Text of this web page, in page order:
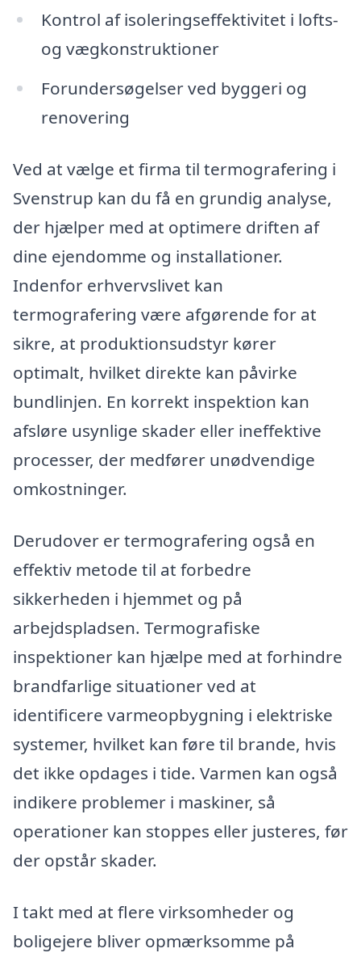
Kontrol af isoleringseffektivitet i lofts-
og vægkonstruktioner
Forundersøgelser ved byggeri og
renovering
Ved at vælge et firma til termografering i
Svenstrup kan du få en grundig analyse,
der hjælper med at optimere driften af
dine ejendomme og installationer.
Indenfor erhvervslivet kan
termografering være afgørende for at
sikre, at produktionsudstyr kører
optimalt, hvilket direkte kan påvirke
bundlinjen. En korrekt inspektion kan
afsløre usynlige skader eller ineffektive
processer, der medfører unødvendige
omkostninger.
Derudover er termografering også en
effektiv metode til at forbedre
sikkerheden i hjemmet og på
arbejdspladsen. Termografiske
inspektioner kan hjælpe med at forhindre
brandfarlige situationer ved at
identificere varmeopbygning i elektriske
systemer, hvilket kan føre til brande, hvis
det ikke opdages i tide. Varmen kan også
indikere problemer i maskiner, så
operationer kan stoppes eller justeres, før
der opstår skader.
I takt med at flere virksomheder og
boligejere bliver opmærksomme på